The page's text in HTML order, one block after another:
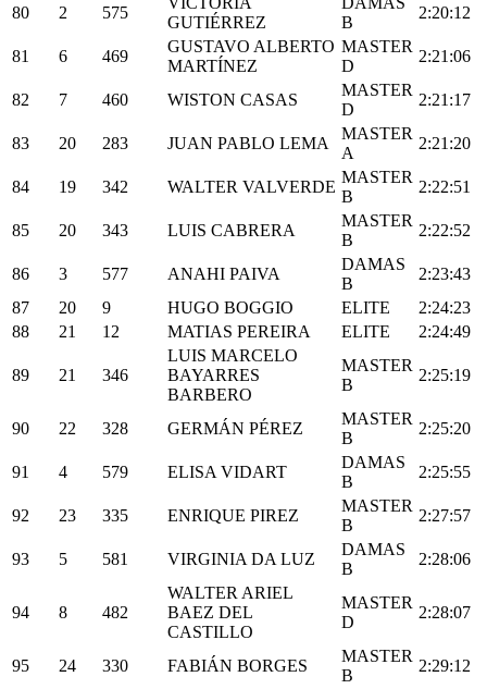
80 2 575
GUTIÉRREZ
B
2:20:12
81 6 469
GUSTAVO ALBERTO
MARTÍNEZ
MASTER
D
2:21:06
82 7 460 WISTON CASAS
MASTER
D
2:21:17
83 20 283 JUAN PABLO LEMA
MASTER
A
2:21:20
84 19 342 WALTER VALVERDE
MASTER
B
2:22:51
85 20 343 LUIS CABRERA
MASTER
B
2:22:52
86 3 577 ANAHI PAIVA
DAMAS
B
2:23:43
87
20 9 HUGO BOGGIO ELITE
2:24:23
88
21 12 MATIAS PEREIRA ELITE 2:24:49
89 21 346
LUIS MARCELO
BAYARRES
BARBERO
MASTER
B
2:25:19
90 22 328 GERMÁN PÉREZ
MASTER
B
2:25:20
91 4 579 ELISA VIDART
DAMAS
B
2:25:55
92 23 335 ENRIQUE PIREZ
MASTER
B
2:27:57
93 5 581 VIRGINIA DA LUZ
DAMAS
B
2:28:06
94 8 482
WALTER ARIEL
BAEZ DEL
CASTILLO
MASTER
D
2:28:07
95 24 330 FABIÁN BORGES
MASTER
B
2:29:12